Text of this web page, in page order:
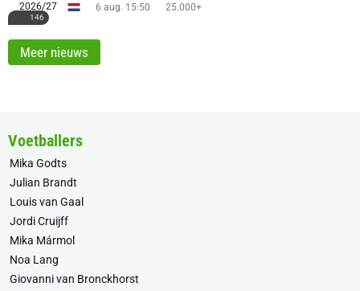
146
6 aug. 15:50 25.000+
Meer nieuws
Voetballers
Mika Godts
Julian Brandt
Louis van Gaal
Jordi Cruijff
Mika Mármol
Noa Lang
Giovanni van Bronckhorst